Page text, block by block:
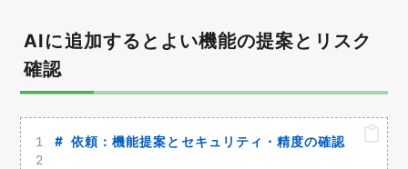
AIに追加するとよい機能の提案とリスク
確認
# 依頼：機能提案とセキュリティ・精度の確認